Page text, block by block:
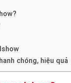
chóng, hiệu quả